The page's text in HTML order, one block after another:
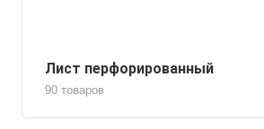
Лист перфорированный
90 товаров